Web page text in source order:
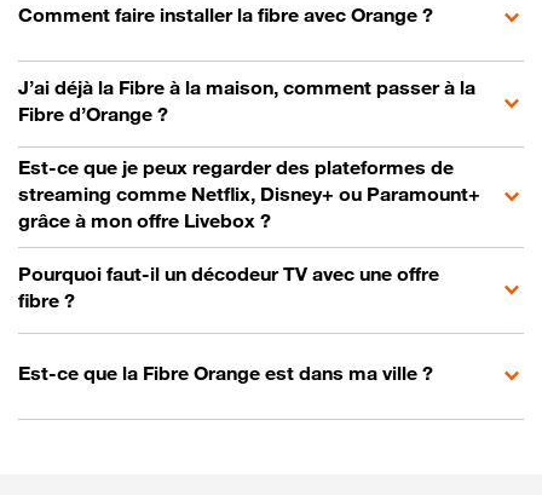
Comment faire installer la fibre avec Orange ?
J’ai déjà la Fibre à la maison, comment passer à la
Fibre d’Orange ?
Est-ce que je peux regarder des plateformes de
streaming comme Netflix, Disney+ ou Paramount+
grâce à mon offre Livebox ?
Pourquoi faut-il un décodeur TV avec une offre
fibre ?
Est-ce que la Fibre Orange est dans ma ville ?